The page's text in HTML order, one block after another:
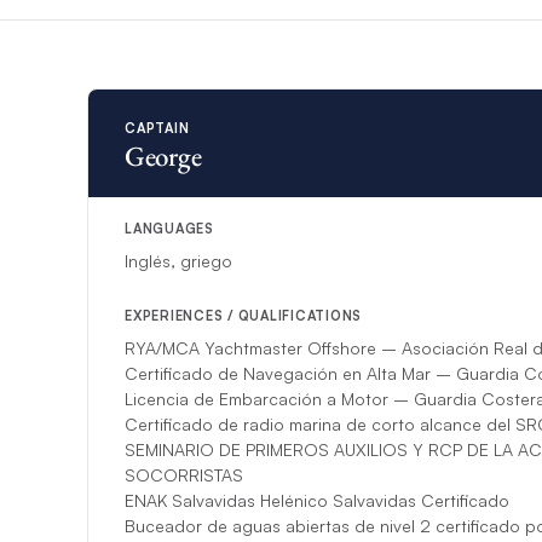
dedicación a la
amplia experiencia
fácilmente con
Tras haber
una experiencia a
profesionalidad con
*Si circunstancias
sustituirá.
CAPTAIN
George
LANGUAGES
Inglés, griego
EXPERIENCES / QUALIFICATIONS
RYA/MCA Yachtmaster Offshore – Asociación Real
Certificado de Navegación en Alta Mar – Guardia
Licencia de Embarcación a Motor – Guardia
Certificado de radio marina de corto alcance del
SEMINARIO DE PRIMEROS AUXILIOS Y RCP DE LA
SOCORRISTAS
ENAK Salvavidas Helénico Salvavidas Certificado
Buceador de aguas abiertas de nivel 2 certificado